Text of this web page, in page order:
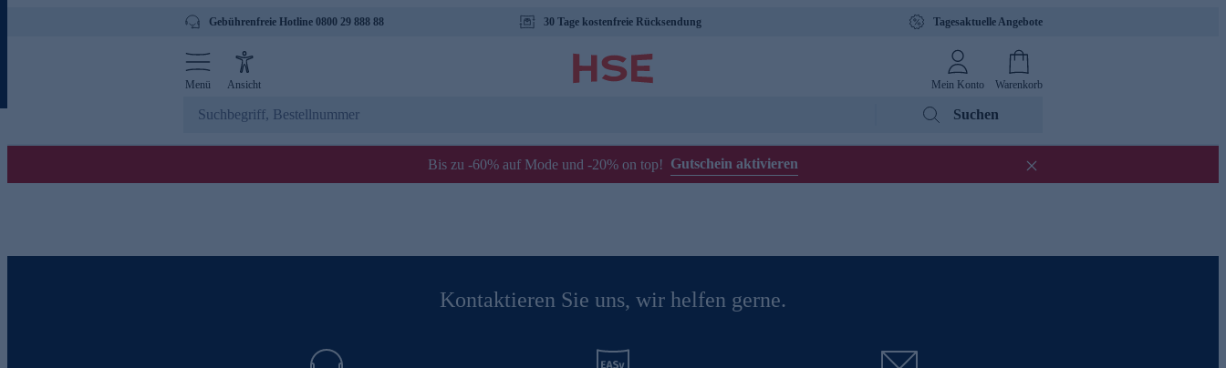
Gebührenfreie Hotline 0800 29 888 88 30 Tage kostenfreie Rücksendung Tagesaktuelle Angebote
Menü Ansicht Mein Konto Warenkorb
Suchen
Bis zu -60% auf Mode und -20% on top! Gutschein aktivieren
Kontaktieren Sie uns, wir helfen gerne.